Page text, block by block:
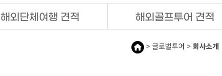
해외단체여행 견적 해외골프투어 견적
> 글로벌투어 > 회사소개